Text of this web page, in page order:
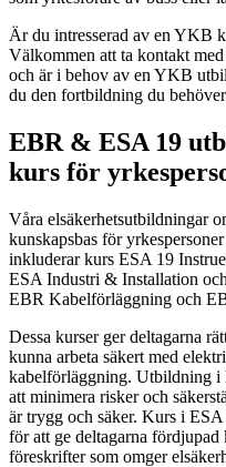
Är du intresserad av en YKB
Välkommen att ta kontakt
och är i behov av en YKB
du den fortbildning du
EBR & ESA 19
kurs för
Våra elsäkerhetsutbildningar
kunskapsbas för
inkluderar kurs ESA 19
ESA Industri & Installation
EBR Kabelförläggning och
Dessa kurser ger deltagarna
kunna arbeta säkert med
kabelförläggning. Utbildning i
att minimera risker och
är trygg och säker. Kurs i
för att ge deltagarna
föreskrifter som omger